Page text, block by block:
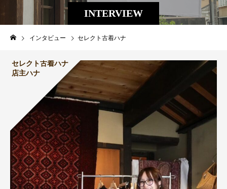
INTERVIEW
インタビュー セレクト古着ハナ
セレクト古着ハナ
店主ハナ